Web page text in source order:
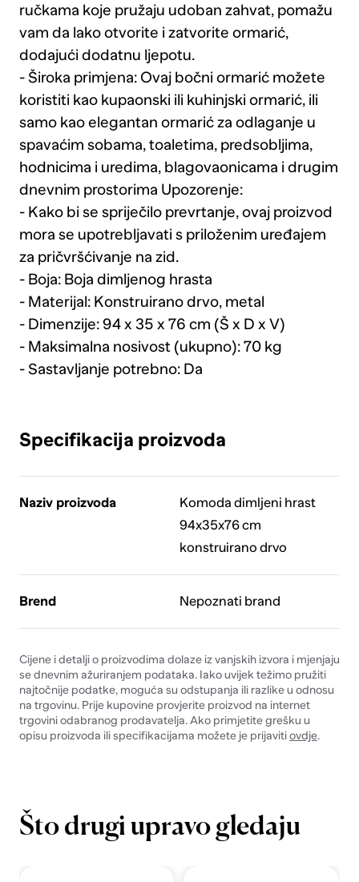
ručkama koje pružaju udoban zahvat, pomažu
vam da lako otvorite i zatvorite ormarić,
dodajući dodatnu ljepotu.
- Široka primjena: Ovaj bočni ormarić možete
koristiti kao kupaonski ili kuhinjski ormarić, ili
samo kao elegantan ormarić za odlaganje u
spavaćim sobama, toaletima, predsobljima,
hodnicima i uredima, blagovaonicama i drugim
dnevnim prostorima Upozorenje:
- Kako bi se spriječilo prevrtanje, ovaj proizvod
mora se upotrebljavati s priloženim uređajem
za pričvršćivanje na zid.
- Boja: Boja dimljenog hrasta
- Materijal: Konstruirano drvo, metal
- Dimenzije: 94 x 35 x 76 cm (Š x D x V)
- Maksimalna nosivost (ukupno): 70 kg
- Sastavljanje potrebno: Da
Specifikacija proizvoda
Naziv proizvoda
Komoda dimljeni hrast
94x35x76 cm
konstruirano drvo
Brend Nepoznati brand
Cijene i detalji o proizvodima dolaze iz vanjskih izvora i mjenjaju
se dnevnim ažuriranjem podataka. Iako uvijek težimo pružiti
najtočnije podatke, moguća su odstupanja ili razlike u odnosu
na trgovinu. Prije kupovine provjerite proizvod na internet
trgovini odabranog prodavatelja. Ako primjetite grešku u
opisu proizvoda ili specifikacijama možete je prijavitiovdje.
Što drugi upravo gledaju